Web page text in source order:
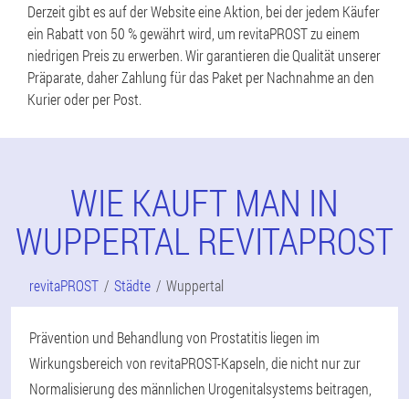
Derzeit gibt es auf der Website eine Aktion, bei der jedem Käufer
ein Rabatt von 50 % gewährt wird, um revitaPROST zu einem
niedrigen Preis zu erwerben. Wir garantieren die Qualität unserer
Präparate, daher Zahlung für das Paket per Nachnahme an den
Kurier oder per Post.
WIE KAUFT MAN IN
WUPPERTAL REVITAPROST
revitaPROST Städte Wuppertal
Prävention und Behandlung von Prostatitis liegen im
Wirkungsbereich von revitaPROST-Kapseln, die nicht nur zur
Normalisierung des männlichen Urogenitalsystems beitragen,